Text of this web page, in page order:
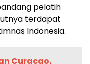
pelatih
terdapat
Indonesia.
Curacao,